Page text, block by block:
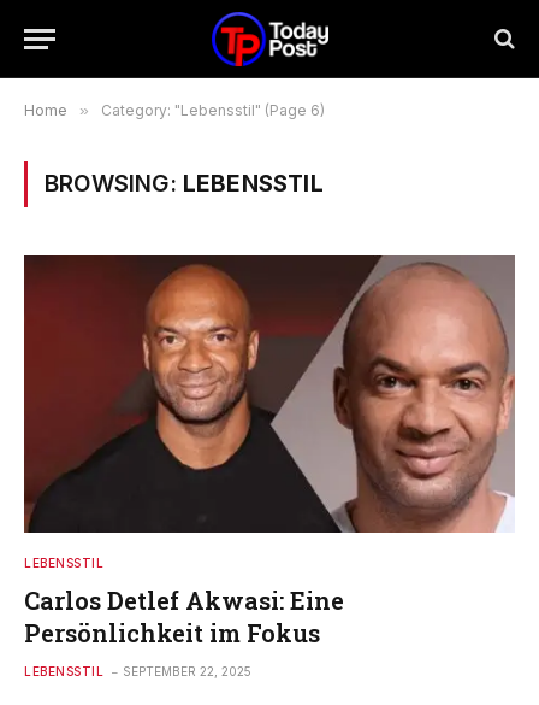
Home » Category: "Lebensstil" (Page 6)
BROWSING: LEBENSSTIL
LEBENSSTIL
Carlos Detlef Akwasi: Eine
Persönlichkeit im Fokus
LEBENSSTIL SEPTEMBER 22, 2025